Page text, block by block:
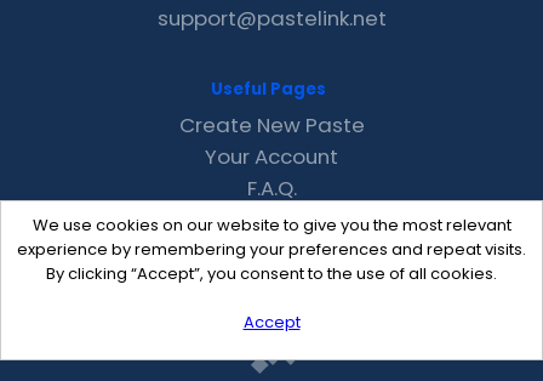
We use cookies on our website to give you the most relevant
experience by remembering your preferences and repeat visits.
By clicking “Accept”, you consent to the use of all cookies.
Accept
support@pastelink.net
Useful Pages
Create New Paste
Your Account
F.A.Q.
Recent
Contact